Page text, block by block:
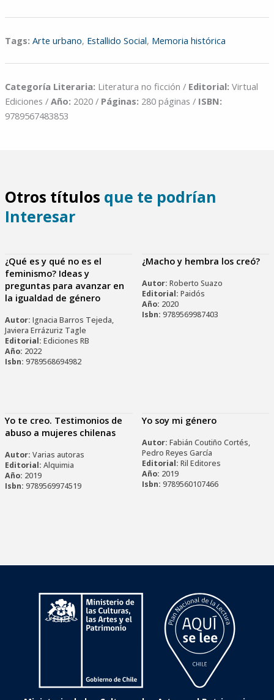
Tags: Arte urbano, Estallido Social, Memoria histórica
Categoría Literaria: Literatura no ficción / Editorial: Virtual
Ediciones / Año: 2020 / Páginas: 280 páginas / ISBN:
9789567483853
Otros títulos que te podrían
Interesar
¿Qué es y qué no es el
feminismo? Ideas y
preguntas para avanzar en
la igualdad de género
Autor: Ignacia Barros Tejeda,
Javiera Errázuriz Tagle
Editorial: Ediciones RB
Año: 2022
Isbn: 9789568694982
¿Macho y hembra los creó?
Autor: Roberto Suazo
Editorial: Paidós
Año: 2020
Isbn: 9789569987403
Yo te creo. Testimonios de
abuso a mujeres chilenas
Autor: Varias autoras
Editorial: Alquimia
Año: 2019
Isbn: 9789569974519
Yo soy mi género
Autor: Fabián Coutiño Cortés,
Pedro Reyes García
Editorial: Ril Editores
Año: 2019
Isbn: 9789560107466